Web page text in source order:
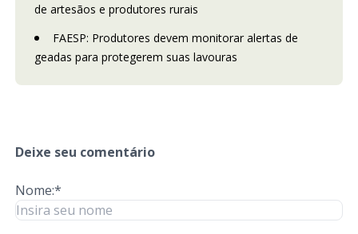
de artesãos e produtores rurais
FAESP: Produtores devem monitorar alertas de
geadas para protegerem suas lavouras
Deixe seu comentário
Nome:*